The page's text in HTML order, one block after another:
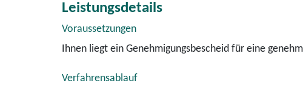
Leistungsdetails
Voraussetzungen
Ihnen liegt ein Genehmigungsbescheid für eine
Verfahrensablauf